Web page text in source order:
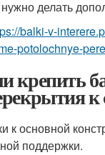
делать
balki-v-
potolochnye-
крепить
к основной
поддержки.